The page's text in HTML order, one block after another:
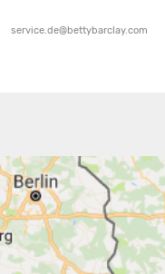
service.de@bettybarclay.com